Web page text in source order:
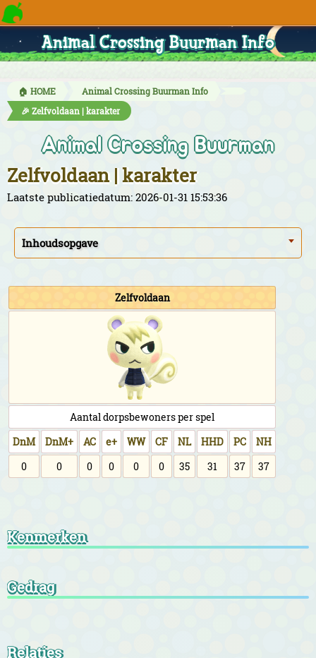
Animal Crossing Buurman Info
🏠 HOME
Animal Crossing Buurman Info
🎉 Zelfvoldaan | karakter
Animal Crossing Buurman
Zelfvoldaan | karakter
Laatste publicatiedatum: 2026-01-31 15:53:36
Inhoudsopgave
Zelfvoldaan
Aantal dorpsbewoners per spel
DnM
DnM+ AC e+ WW CF NL HHD PC
NH
0
0 0 0 0 0 35 31 37 37
Kenmerken
Gedrag
Relaties